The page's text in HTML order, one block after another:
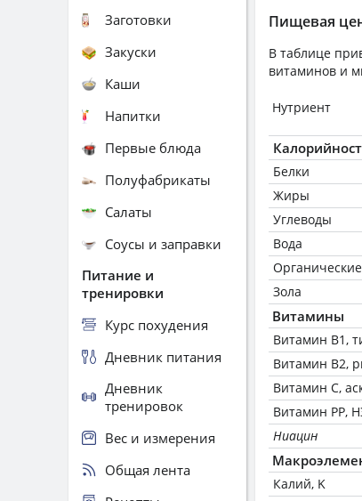
Пищевая
В таблице
витаминов и
Нутриент
Белки
Жиры
Углеводы
Вода
Зола
Витамины
Витамин В1,
Витамин В2,
Витамин C,
Витамин РР,
Ниацин
Калий, K
Заготовки
Закуски
Каши
Напитки
Первые блюда
Полуфабрикаты
Салаты
Соусы и заправки
Питание и
тренировки
Курс похудения
Дневник питания
Дневник
тренировок
Вес и измерения
Общая лента